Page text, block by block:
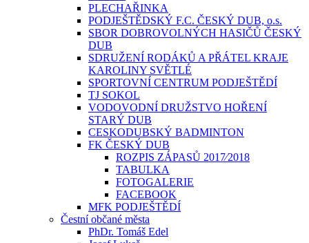
PLECHAŘINKA
PODJEŠTĚDSKÝ F.C. ČESKÝ DUB, o.s.
SBOR DOBROVOLNÝCH HASIČŮ ČESKÝ
DUB
SDRUŽENÍ RODÁKŮ A PŘÁTEL KRAJE
KAROLINY SVĚTLÉ
SPORTOVNÍ CENTRUM PODJEŠTĚDÍ
TJ SOKOL
VODOVODNÍ DRUŽSTVO HOŘENÍ
STARÝ DUB
CESKODUBSKÝ BADMINTON
FK ČESKÝ DUB
ROZPIS ZÁPASŮ 2017⁄2018
TABULKA
FOTOGALERIE
FACEBOOK
MFK PODJEŠTĚDÍ
Čestní občané města
PhDr. Tomáš Edel